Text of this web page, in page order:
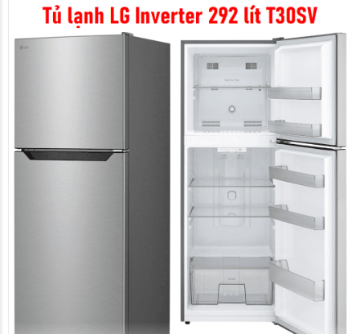
Thiết kế hiện đại – Gọn gàng, dễ phối không
gian bếp
Tủ lạnh LG T30SV sở hữu phong cách thiết kế tối
giản nhưng vẫn toát lên vẻ hiện đại và chắc
chắn. Các đường nét được hoàn thiện tinh tế, bề
mặt tủ nhẵn mịn, dễ lau chùi và phù hợp với
nhiều phong cách nội thất bếp khác nhau, từ căn
hộ chung cư đến nhà phố.
Thiết kế ngăn đá trên truyền thống giúp người
dùng thao tác thuận tiện, dễ sắp xếp thực phẩm
theo thói quen sử dụng. Tay nắm cửa chắc chắn,
đóng mở nhẹ nhàng, hạn chế thất thoát hơi lạnh
trong quá trình sử dụng hằng ngày. Tổng thể thiết
nhưng vẫn đảm bảo tính thẩm mỹ lâu dài.